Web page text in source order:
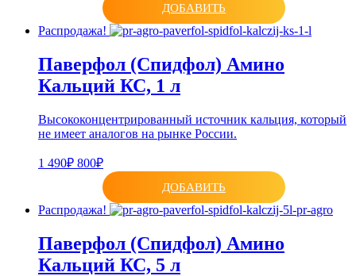
ДОБАВИТЬ
Распродажа!
Паверфол (Спидфол) Амино
Кальций КС, 1 л
Высококонцентрированный источник кальция, который
не имеет аналогов на рынке России.
1 490₽ 800₽
ДОБАВИТЬ
Распродажа!
Паверфол (Спидфол) Амино
Кальций КС, 5 л